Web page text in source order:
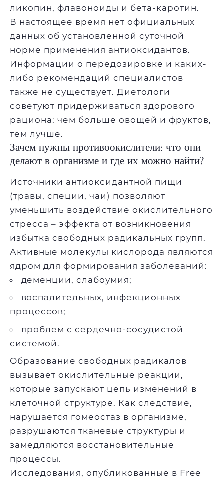
ликопин, флавоноиды и бета-каротин.
В настоящее время нет официальных
данных об установленной суточной
норме применения антиоксидантов.
Информации о передозировке и каких-
либо рекомендаций специалистов
также не существует. Диетологи
советуют придерживаться здорового
рациона: чем больше овощей и фруктов,
тем лучше.
Зачем нужны противоокислители: что они
делают в организме и где их можно найти?
Источники антиоксидантной пищи
(травы, специи, чаи) позволяют
уменьшить воздействие окислительного
стресса – эффекта от возникновения
избытка свободных радикальных групп.
Активные молекулы кислорода являются
ядром для формирования заболеваний:
деменции, слабоумия;
воспалительных, инфекционных
процессов;
проблем с сердечно-сосудистой
системой.
Образование свободных радикалов
вызывает окислительные реакции,
которые запускают цепь изменений в
клеточной структуре. Как следствие,
нарушается гомеостаз в организме,
разрушаются тканевые структуры и
замедляются восстановительные
процессы.
Исследования, опубликованные в Free